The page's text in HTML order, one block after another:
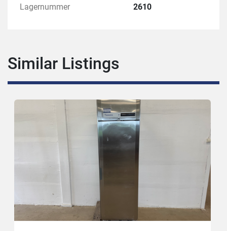
Lagernummer 2610
Similar Listings